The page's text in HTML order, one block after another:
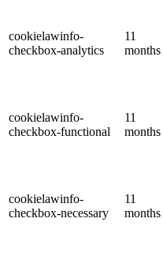
cookielawinfo-
checkbox-analytics
11
months
cookielawinfo-
checkbox-functional
11
months
cookielawinfo-
checkbox-necessary
11
months